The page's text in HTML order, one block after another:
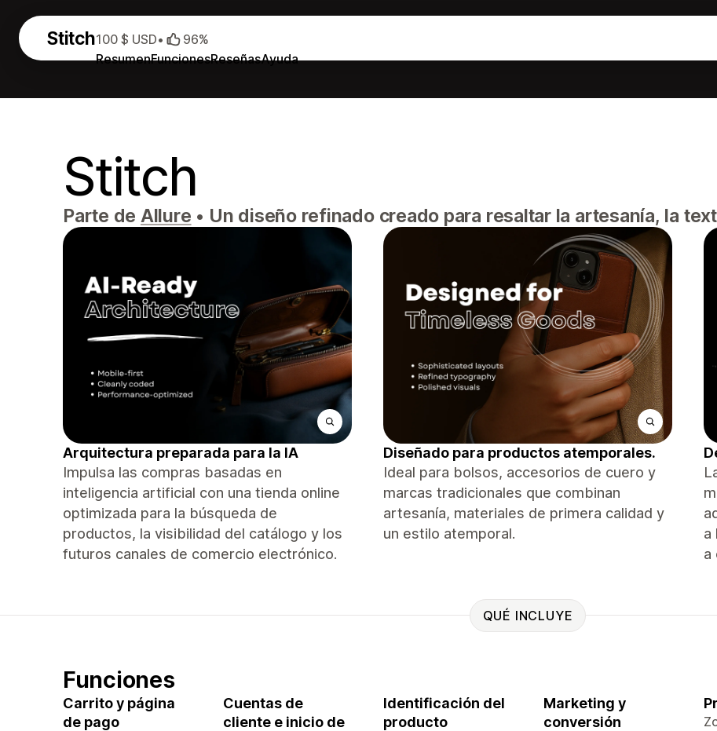
Stitch
ResumenFuncionesReseñasAyuda
100 $ USD• 96%
Stitch
Parte de Allure • Un diseño refinado creado para resaltar la artesanía, la
Arquitectura preparada para la IA
Impulsa las compras basadas en
inteligencia artificial con una tienda online
optimizada para la búsqueda de
productos, la visibilidad del catálogo y los
futuros canales de comercio electrónico.
Diseñado para productos atemporales.
Ideal para bolsos, accesorios de cuero y
marcas tradicionales que combinan
artesanía, materiales de primera calidad y
un estilo atemporal.
a
a
QUÉ INCLUYE
Funciones
Carrito y página
de pago
Cuentas de
cliente e inicio de
Identificación del
producto
Marketing y
conversión